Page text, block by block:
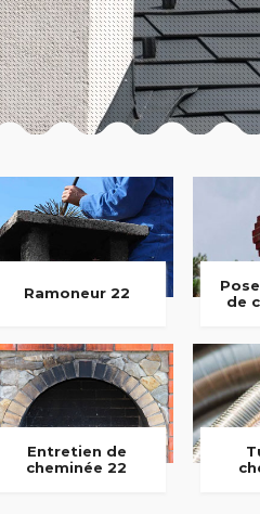
Ramoneur 22
de
Entretien de
cheminée 22